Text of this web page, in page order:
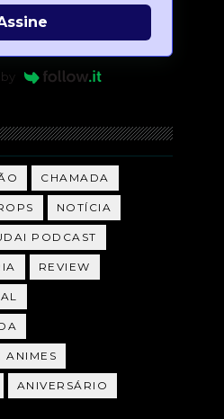
CHAMADA
NOTÍCIA
PODCAST
REVIEW
ANIMES
ANIVERSÁRIO